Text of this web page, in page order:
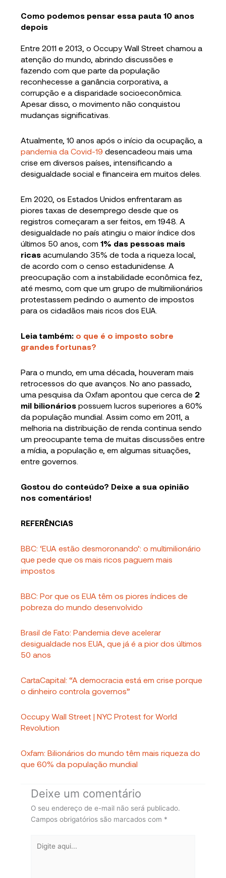
Como podemos pensar essa pauta 10 anos
depois
Entre 2011 e 2013, o Occupy Wall Street chamou a
atenção do mundo, abrindo discussões e
fazendo com que parte da população
reconhecesse a ganância corporativa, a
corrupção e a disparidade socioeconômica.
Apesar disso, o movimento não conquistou
mudanças significativas.
Atualmente, 10 anos após o início da ocupação, a
pandemia da Covid-19 desencadeou mais uma
crise em diversos países, intensificando a
desigualdade social e financeira em muitos deles.
Em 2020, os Estados Unidos enfrentaram as
piores taxas de desemprego desde que os
registros começaram a ser feitos, em 1948. A
desigualdade no país atingiu o maior índice dos
últimos 50 anos, com 1% das pessoas mais
ricas acumulando 35% de toda a riqueza local,
de acordo com o censo estadunidense. A
preocupação com a instabilidade econômica fez,
até mesmo, com que um grupo de multimilionários
protestassem pedindo o aumento de impostos
para os cidadãos mais ricos dos EUA.
Leia também: o que é o imposto sobre
grandes fortunas?
Para o mundo, em uma década, houveram mais
retrocessos do que avanços. No ano passado,
uma pesquisa da Oxfam apontou que cerca de 2
mil bilionários possuem lucros superiores a 60%
da população mundial. Assim como em 2011, a
melhoria na distribuição de renda continua sendo
um preocupante tema de muitas discussões entre
a mídia, a população e, em algumas situações,
entre governos.
Gostou do conteúdo? Deixe a sua opinião
nos comentários!
REFERÊNCIAS
BBC: ‘EUA estão desmoronando’: o multimilionário
que pede que os mais ricos paguem mais
impostos
BBC: Por que os EUA têm os piores índices de
pobreza do mundo desenvolvido
Brasil de Fato: Pandemia deve acelerar
desigualdade nos EUA, que já é a pior dos últimos
50 anos
CartaCapital: “A democracia está em crise porque
o dinheiro controla governos”
Occupy Wall Street | NYC Protest for World
Revolution
Oxfam: Bilionários do mundo têm mais riqueza do
que 60% da população mundial
Deixe um comentário
O seu endereço de e-mail não será publicado.
Campos obrigatórios são marcados com *
aqui...